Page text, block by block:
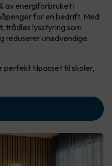
av energiforbruket i
for en bedrift. Med
trådløs lysstyring som
reduserer unødvendige
perfekt tilpasset til skoler,